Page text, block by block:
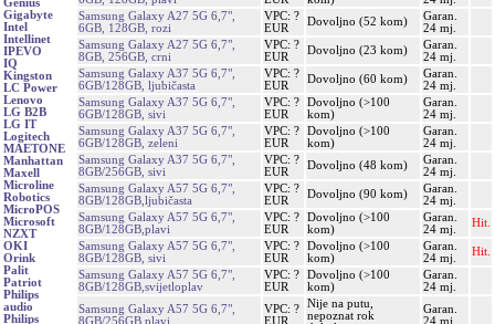
Genius
Gigabyte
Intel
Intellinet
IPEVO
IQ
Kingston
LC Power
Lenovo
LG B2B
LG IT
Logitech
MAETONE
Manhattan
Maxell
Microline
Robotics
MicroPOS
Microsoft
NZXT
OKI
Orink
Palit
Patriot
Philips
audio
Philips
Samsung Galaxy A27 5G 6,7",
6GB, 128GB, rozi
VPC: ?
EUR
Dovoljno (52 kom)
Garan.
24 mj.
Samsung Galaxy A27 5G 6,7",
8GB, 256GB, crni
VPC: ?
EUR
Dovoljno (23 kom)
Garan.
24 mj.
Samsung Galaxy A37 5G 6,7",
6GB/128GB, ljubičasta
VPC: ?
EUR
Dovoljno (60 kom)
Garan.
24 mj.
Samsung Galaxy A37 5G 6,7",
6GB/128GB, sivi
VPC: ?
EUR
Dovoljno (>100
kom)
Garan.
24 mj.
Samsung Galaxy A37 5G 6,7",
6GB/128GB, zeleni
VPC: ?
EUR
Dovoljno (>100
kom)
Garan.
24 mj.
Samsung Galaxy A37 5G 6,7",
8GB/256GB, sivi
VPC: ?
EUR
Dovoljno (48 kom)
Garan.
24 mj.
Samsung Galaxy A57 5G 6,7",
8GB/128GB,ljubičasta
VPC: ?
EUR
Dovoljno (90 kom)
Garan.
24 mj.
Samsung Galaxy A57 5G 6,7",
8GB/128GB,plavi
VPC: ?
EUR
Dovoljno (>100
kom)
Garan.
24 mj.
Hit.
Samsung Galaxy A57 5G 6,7",
8GB/128GB, sivi
VPC: ?
EUR
Dovoljno (>100
kom)
Garan.
24 mj.
Hit.
Samsung Galaxy A57 5G 6,7",
8GB/128GB,svijetloplav
VPC: ?
EUR
Dovoljno (>100
kom)
Garan.
24 mj.
Samsung Galaxy A57 5G 6,7",
8GB/256GB,plavi
VPC: ?
EUR
Nije na putu,
nepoznat rok
Garan.
24 mj.